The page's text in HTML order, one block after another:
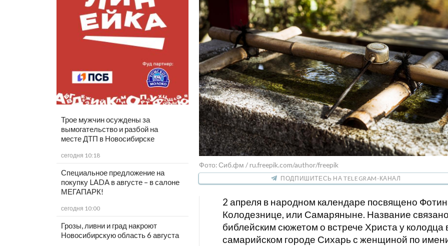
Трое мужчин осуждены за
вымогательство и разбой на
месте ДТП в Новосибирске
сегодня 10:18
Специальное предложение на
покупку LADA в августе – в салоне
МЕГАПАРК!
сегодня 10:00
Грозы, ливни и град накроют
Новосибирскую область 6 августа
Фото: Сиб.фм / ru.freepik.com/author/freepik
ПОДПИШИТЕСЬ НА TELEGRAM-КАНАЛ
2 апреля в народном календаре посвящено
Колодезнице, или Самаряныне. Название
библейским сюжетом о встрече Христа у колодца
самарийском городе Сихарь с женщиной по